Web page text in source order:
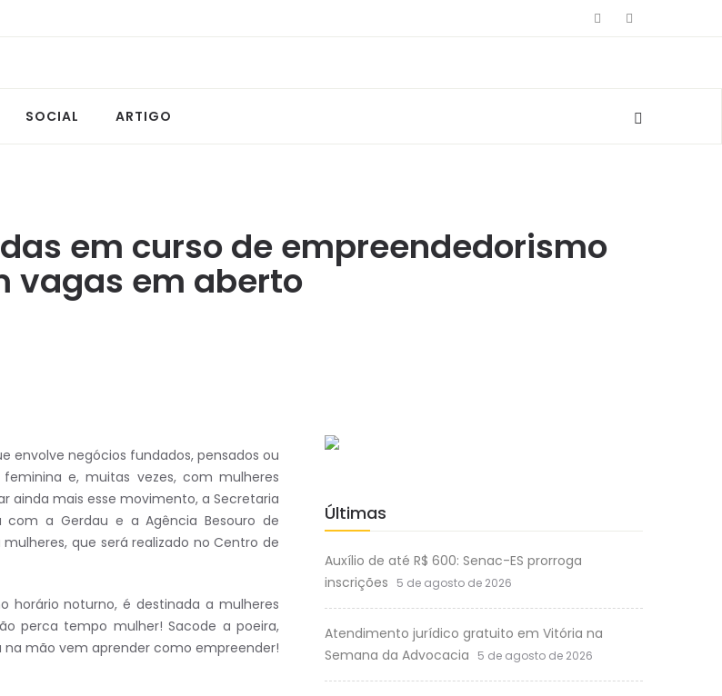
SOCIAL ARTIGO
em curso de empreendedorismo
vagas em aberto
negócios fundados, pensados ou
e, muitas vezes, com mulheres
ainda mais esse movimento, a Secretaria
com a Gerdau e a Agência Besouro de
que será realizado no Centro de
noturno, é destinada a mulheres
perca tempo mulher! Sacode a poeira,
mão vem aprender como empreender!
Últimas
Auxílio de até R$ 600: Senac-ES prorroga
inscrições
5 de agosto de 2026
Atendimento jurídico gratuito em Vitória na
Semana da Advocacia
5 de agosto de 2026